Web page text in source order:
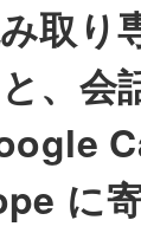
取り
、会
に